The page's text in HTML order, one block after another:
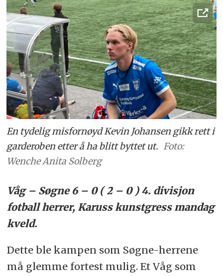
En tydelig misfornøyd Kevin Johansen gikk rett i
garderoben etter å ha blitt byttet ut. Foto:
Wenche Anita Solberg
Våg – Søgne 6 – 0 ( 2 – 0 ) 4. divisjon
fotball herrer, Karuss kunstgress mandag
kveld.
Dette ble kampen som Søgne-herrene
må glemme fortest mulig. Et Våg som